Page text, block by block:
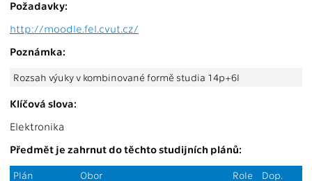
Požadavky:
http://moodle.fel.cvut.cz/
Poznámka:
Rozsah výuky v kombinované formě studia 14p+6l
Klíčová slova:
Elektronika
Předmět je zahrnut do těchto studijních plánů:
Plán Obor Role
Dop.